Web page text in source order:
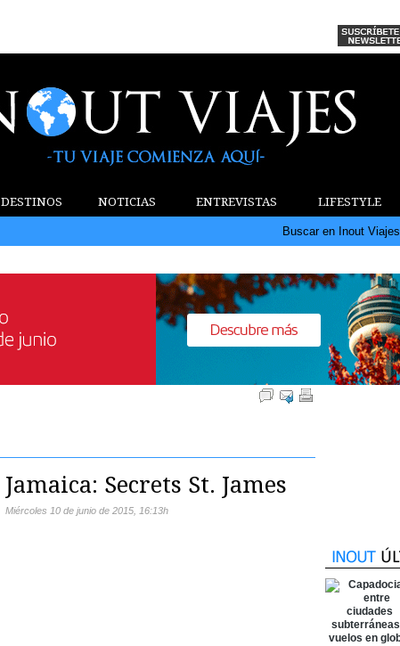
DESTINOS NOTICIAS ENTREVISTAS LIFESTYLE
Buscar en Inout Viajes
Jamaica: Secrets St. James
miércoles 10 de junio de 2015 16:13h